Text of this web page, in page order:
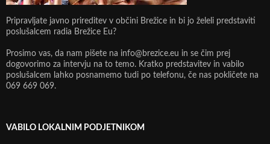
Pripravljate javno prireditev v občini Brežice in bi jo želeli predstaviti
poslušalcem radia Brežice Eu?
Prosimo vas, da nam pišete na info@brezice.eu in se čim prej
dogovorimo za intervju na to temo. Kratko predstavitev in vabilo
poslušalcem lahko posnamemo tudi po telefonu, če nas pokličete na
069 669 069.
VABILO LOKALNIM PODJETNIKOM